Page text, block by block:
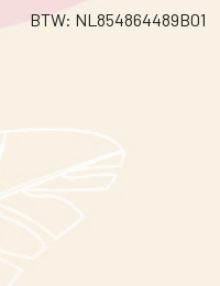
BTW: NL854864489B01